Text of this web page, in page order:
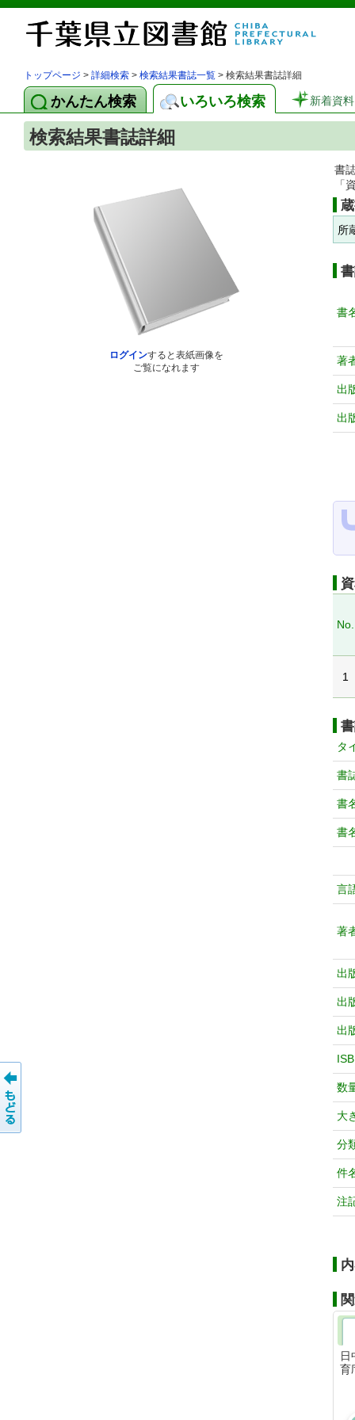
トップページ > 詳細検索 > 検索結果書誌一覧 > 検索結果書誌詳細
かんたん検索 いろいろ検索 新着資料
検索結果書誌詳細
ログインすると表紙画像を
ご覧になれます
書
「
所
書
著
出
出
No.
1
タ
書
書
書
言
著
出
出
出
数
大
分
件
注
育